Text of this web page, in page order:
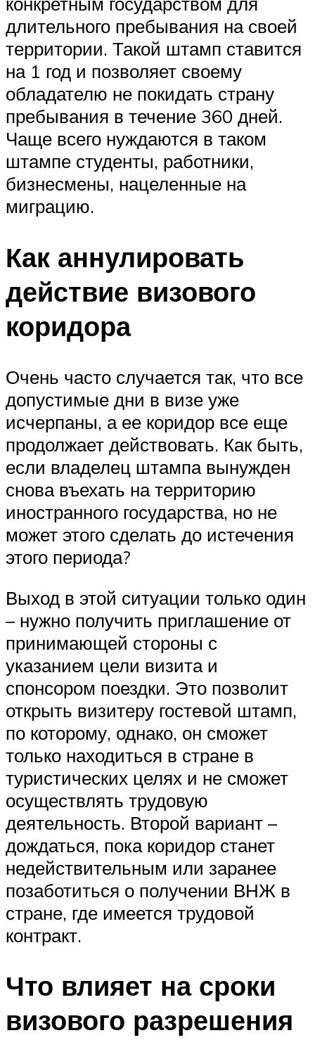
длительного пребывания на своей
территории. Такой штамп ставится
на 1 год и позволяет своему
обладателю не покидать страну
пребывания в течение 360 дней.
Чаще всего нуждаются в таком
штампе студенты, работники,
бизнесмены, нацеленные на
миграцию.
Как аннулировать
действие визового
коридора
Очень часто случается так, что все
допустимые дни в визе уже
исчерпаны, а ее коридор все еще
продолжает действовать. Как быть,
если владелец штампа вынужден
снова въехать на территорию
иностранного государства, но не
может этого сделать до истечения
этого периода?
Выход в этой ситуации только один
– нужно получить приглашение от
принимающей стороны с
указанием цели визита и
спонсором поездки. Это позволит
открыть визитеру гостевой штамп,
по которому, однако, он сможет
только находиться в стране в
туристических целях и не сможет
осуществлять трудовую
деятельность. Второй вариант –
дождаться, пока коридор станет
недействительным или заранее
позаботиться о получении ВНЖ в
стране, где имеется трудовой
контракт.
Что влияет на сроки
визового разрешения